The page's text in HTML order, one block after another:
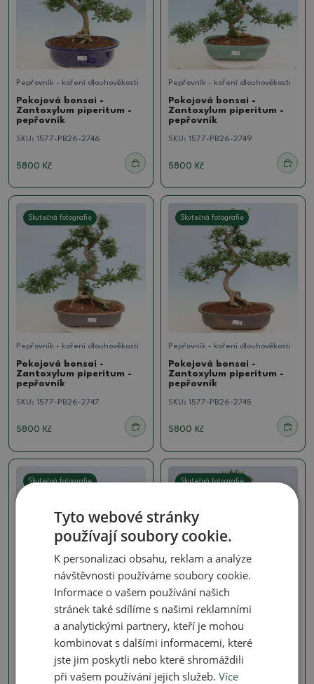
Pepřovník - koření dlouhověkosti
Pokojová bonsai -
Zantoxylum piperitum -
pepřovník
SKU: 1577-PB26-2746
5800 Kč
Pepřovník - koření dlouhověkosti
Pokojová bonsai -
Zantoxylum piperitum -
pepřovník
SKU: 1577-PB26-2749
5800 Kč
Skutečná fotografie
Pepřovník - koření dlouhověkosti
Pokojová bonsai -
Zantoxylum piperitum -
pepřovník
SKU: 1577-PB26-2747
5800 Kč
Skutečná fotografie
Pepřovník - koření dlouhověkosti
Pokojová bonsai -
Zantoxylum piperitum -
pepřovník
SKU: 1577-PB26-2745
5800 Kč
Skutečná fotografie
Pepřovník - koření dlouhověkosti
Pokojová bonsai -
Zantoxylum piperitum -
pepřovník
1577-PB26-2744
Skutečná fotografie
Kamenný tis - Podocarpus,
nohoplod
Pokojová bonsai -
Podocarpus - Kamenný tis
Tyto webové stránky
používají soubory cookie.
K personalizaci obsahu, reklam a analýze
návštěvnosti používáme soubory cookie.
Informace o vašem používání našich
stránek také sdílíme s našimi reklamními
a analytickými partnery, kteří je mohou
kombinovat s dalšími informacemi, které
jste jim poskytli nebo které shromáždili
při vašem používání jejich služeb.Více